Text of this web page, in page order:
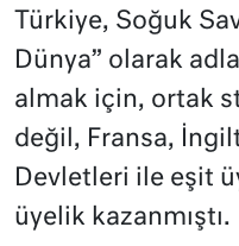
Türkiye, Soğuk
Dünya” olarak
almak için, ortak
değil, Fransa,
Devletleri ile eşit
üyelik kazanmıştı.